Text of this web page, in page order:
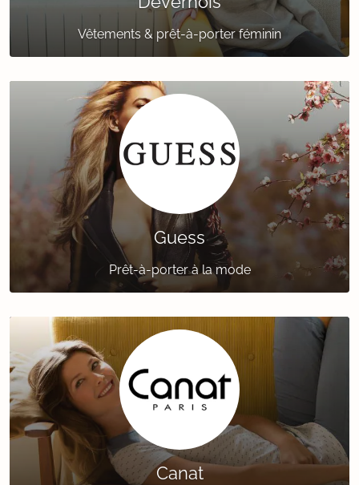
Vêtements & prêt-à-porter féminin
Guess
Prêt-à-porter à la mode
Canat